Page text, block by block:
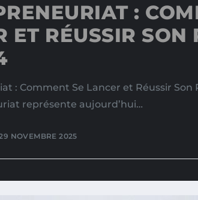
:
ET RÉUSSIR SON
: Comment Se Lancer et Réussir Son
représente aujourd’hui…
NOVEMBRE 2025